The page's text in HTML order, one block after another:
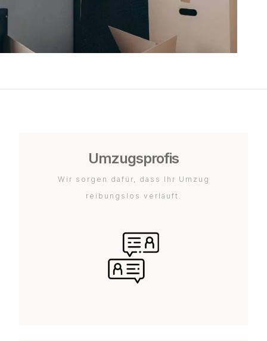
Umzugsprofis
Wir sorgen dafür, dass Ihr Umzug
reibungslos verläuft.